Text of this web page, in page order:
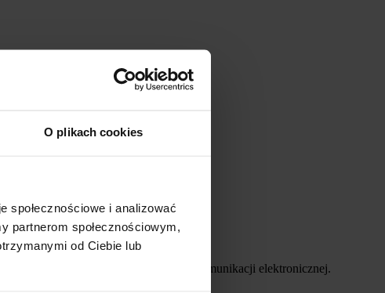
O plikach cookies
społecznościowe i analizować
partnerom społecznościowym,
od Ciebie lub
usług, za pomocą środków komunikacji elektronicznej.